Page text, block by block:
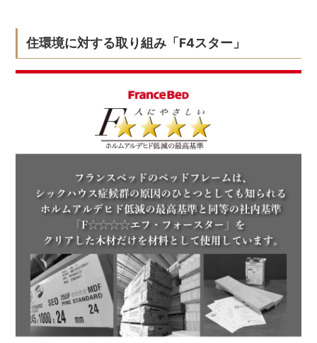
住環境に対する取り組み「F4スター」